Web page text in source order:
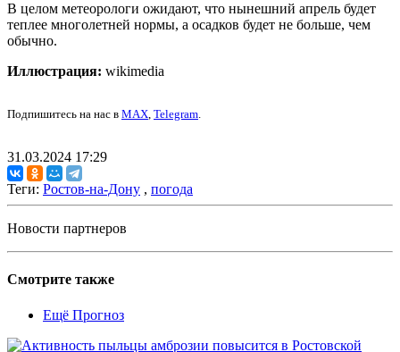
В целом метеорологи ожидают, что нынешний апрель будет
теплее многолетней нормы, а осадков будет не больше, чем
обычно.
Иллюстрация: wikimedia
Подпишитесь на нас в MAX, Telegram.
31.03.2024 17:29
Теги: Ростов-на-Дону , погода
Новости партнеров
Смотрите также
Ещё Прогноз